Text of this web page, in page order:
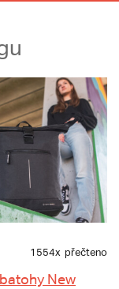
1554x přečteno
New